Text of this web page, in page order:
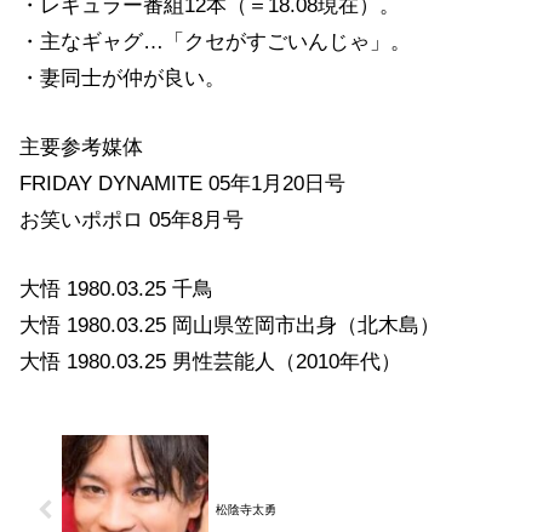
・レギュラー番組12本（＝18.08現在）。
・主なギャグ…「クセがすごいんじゃ」。
・妻同士が仲が良い。
主要参考媒体
FRIDAY DYNAMITE 05年1月20日号
お笑いポポロ 05年8月号
大悟 1980.03.25 千鳥
大悟 1980.03.25 岡山県笠岡市出身（北木島）
大悟 1980.03.25 男性芸能人（2010年代）
松陰寺太勇